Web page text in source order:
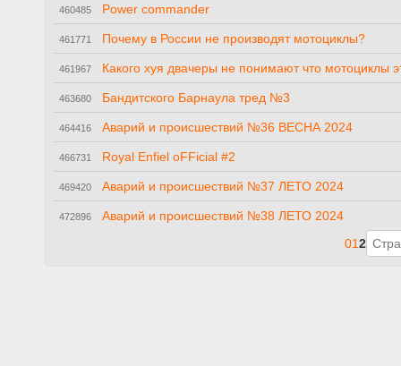
460485 Power commander
461771 Почему в России не производят мотоциклы?
461967 Какого хуя двачеры не понимают что мотоциклы
463680 Бандитского Барнаула тред №3
464416 Аварий и происшествий №36 ВЕСНА 2024
466731 Royal Enfiel oFFicial #2
469420 Аварий и происшествий №37 ЛЕТО 2024
472896
Аварий и происшествий №38 ЛЕТО 2024
012